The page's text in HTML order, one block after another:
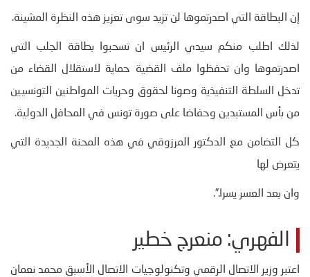
إن البطاقة التي اصدرتموها لن تزيد سوى تعزيز هذه النظرة المشينة.
لذلك اطلب منكم سيدي الرئيس ان تسحبوا بطاقة الجلب التي
اصدرتموها وان تحفظوا ملف القضية حماية لاستقلال القضاء من
تدخل السلطة التنفيذية وصونا لحقوق وحريات المواطنين التونسيين
من بأس المستبدين وحفاضا على صورة تونس في المحافل الدولية.
كل التضامن مع الدكتور المرزوقي في هذه المحنة الجديدة التي
يتعرض لها
وان بعد العسر يسرا.”.
الفهري: منعرج خطير
اعتبر وزير الاتصال الرقمي وتكنولوجيات الاتصال الأسبق محمد نعمان